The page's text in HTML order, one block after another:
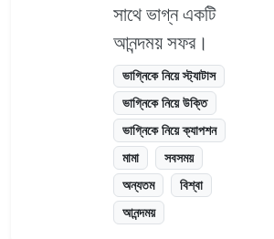
সাথে ভাগ্ন একটি
আনন্দময় সফর।
ভাগ্নিকে নিয়ে স্ট্যাটাস
ভাগ্নিকে নিয়ে উক্তি
ভাগ্নিকে নিয়ে ক্যাপশন
মামা
সবসময়
অন্যতম
বিশ্বা
আনন্দময়